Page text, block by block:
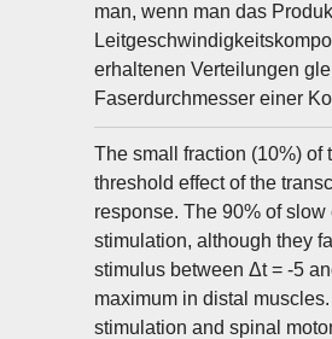
man, wenn man das
erhaltenen Verteilungen
Faserdurchmesser einer
The small fraction (10%) of
threshold effect of the
response. The 90% of
stimulation, although they
stimulus between Δt = -5
maximum in distal
stimulation and spinal